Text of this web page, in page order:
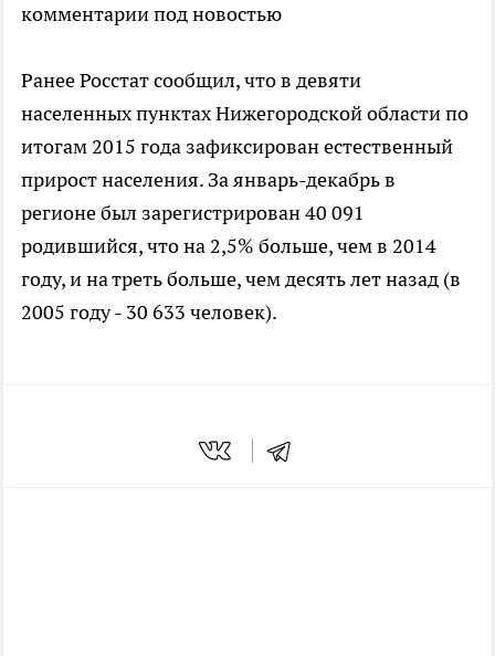
комментарии под новостью
Ранее Росстат сообщил, что в девяти
населенных пунктах Нижегородской области по
итогам 2015 года зафиксирован естественный
прирост населения. За январь-декабрь в
регионе был зарегистрирован 40 091
родившийся, что на 2,5% больше, чем в 2014
году, и на треть больше, чем десять лет назад (в
2005 году - 30 633 человек).